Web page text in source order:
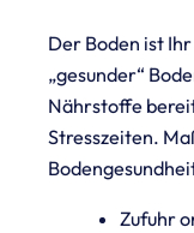
Der Boden ist
„gesunder“
Nährstoffe
Stresszeiten.
Zufuhr